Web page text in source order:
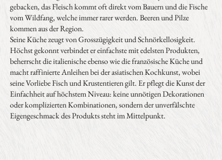
gebacken, das Fleisch kommt oft direkt vom Bauern und die Fische
vom Wildfang, welche immer rarer werden. Beeren und Pilze
kommen aus der Region.
Seine Küche zeugt von Grosszügigkeit und Schnörkellosigkeit.
Höchst gekonnt verbindet er einfachste mit edelsten Produkten,
beherrscht die italienische ebenso wie die französische Küche und
macht raffinierte Anleihen bei der asiatischen Kochkunst, wobei
seine Vorliebe Fisch und Krustentieren gilt. Er pflegt die Kunst der
Einfachheit auf höchstem Niveau: keine unnötigen Dekorationen
oder komplizierten Kombinationen, sondern der unverfälschte
Eigengeschmack des Produkts steht im Mittelpunkt.